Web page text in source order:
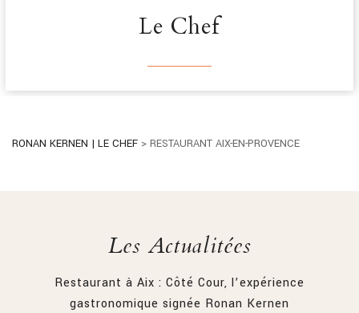
Le Chef
RONAN KERNEN | LE CHEF > RESTAURANT AIX-EN-PROVENCE
Les Actualitées
Restaurant à Aix : Côté Cour, l’expérience
gastronomique signée Ronan Kernen